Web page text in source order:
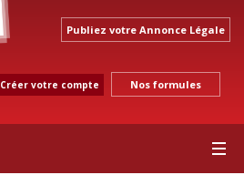
Publiez votre Annonce Légale
Créer votre compte Nos formules